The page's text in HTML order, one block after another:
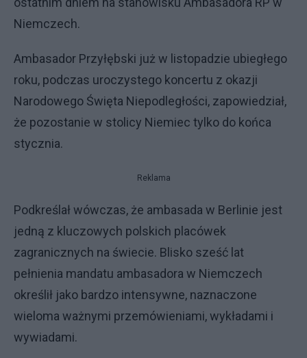
Niemczech.
Ambasador Przyłębski już w listopadzie ubiegłego
roku, podczas uroczystego koncertu z okazji
Narodowego Święta Niepodległości, zapowiedział,
że pozostanie w stolicy Niemiec tylko do końca
stycznia.
Reklama
Podkreślał wówczas, że ambasada w Berlinie jest
jedną z kluczowych polskich placówek
zagranicznych na świecie. Blisko sześć lat
pełnienia mandatu ambasadora w Niemczech
określił jako bardzo intensywne, naznaczone
wieloma ważnymi przemówieniami, wykładami i
wywiadami.